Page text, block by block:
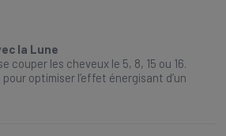
la Lune
couper les cheveux le 5, 8, 15 ou 16.
pour optimiser l’effet énergisant d’un